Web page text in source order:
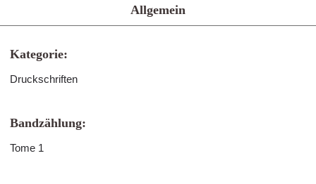
Allgemein
Kategorie:
Druckschriften
Bandzählung:
Tome 1